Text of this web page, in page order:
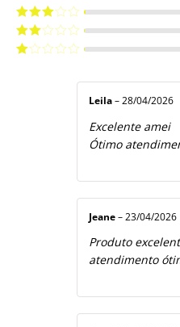
Avaliação
Avaliação
Avaliação
Leila – 28/04/2026
Excelente amei
Ótimo
Jeane – 23/04/2026
Produto
atendimento